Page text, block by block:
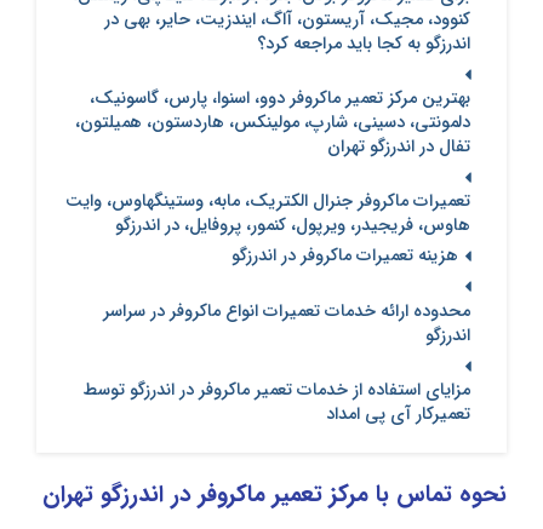
کنوود، مجیک، آریستون، آاگ، ایندزیت، حایر، بهی در
اندرزگو به کجا باید مراجعه کرد؟
بهترین مرکز تعمیر ماکروفر دوو، اسنوا، پارس، گاسونیک،
دلمونتی، دسینی، شارپ، مولینکس، هاردستون، همیلتون،
تفال در اندرزگو تهران
تعمیرات ماکروفر جنرال الکتریک، مابه، وستینگهاوس، وایت
هاوس، فریجیدر، ویرپول، کنمور، پروفایل، در اندرزگو
هزینه تعمیرات ماکروفر در اندرزگو
محدوده ارائه خدمات تعمیرات انواع ماکروفر در سراسر
اندرزگو
مزایای استفاده از خدمات تعمیر ماکروفر در اندرزگو توسط
تعمیرکار آی پی امداد
نحوه تماس با مرکز تعمیر ماکروفر در اندرزگو تهران